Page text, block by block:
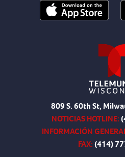
809 S. 60th St,
NOTICIAS HOTLINE:
INFORMACIÓN
FAX:(414)